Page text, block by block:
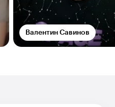
Валентин Савинов